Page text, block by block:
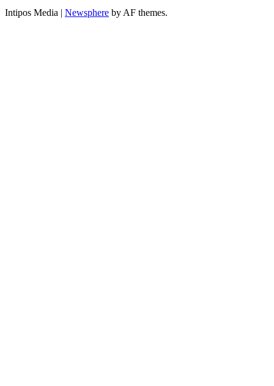
Intipos Media | Newsphere by AF themes.